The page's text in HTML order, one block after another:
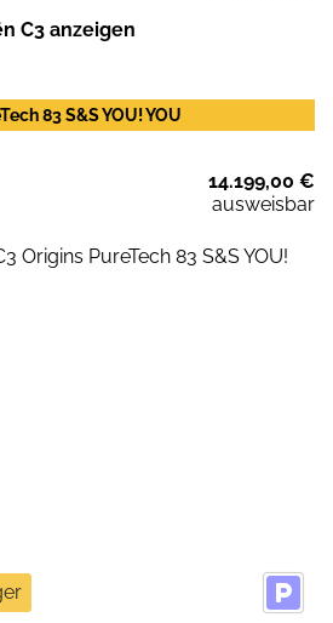
C3 anzeigen
83 S&S YOU! YOU
14.199,00 €
ausweisbar